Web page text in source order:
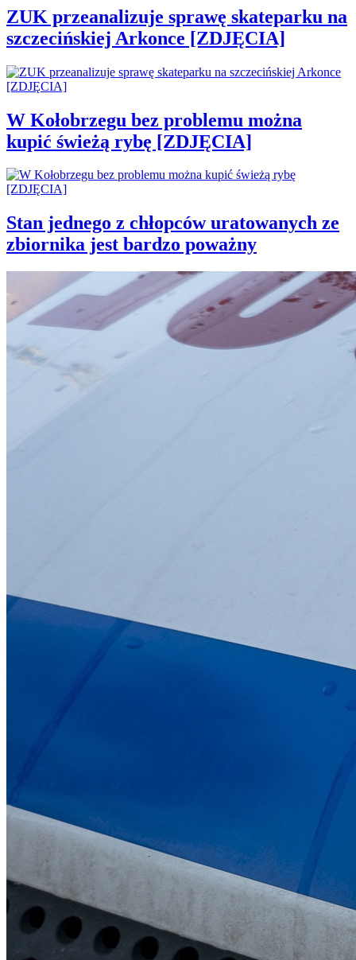
ZUK przeanalizuje sprawę skateparku na
szczecińskiej Arkonce [ZDJĘCIA]
W Kołobrzegu bez problemu można
kupić świeżą rybę [ZDJĘCIA]
Stan jednego z chłopców uratowanych ze
zbiornika jest bardzo poważny